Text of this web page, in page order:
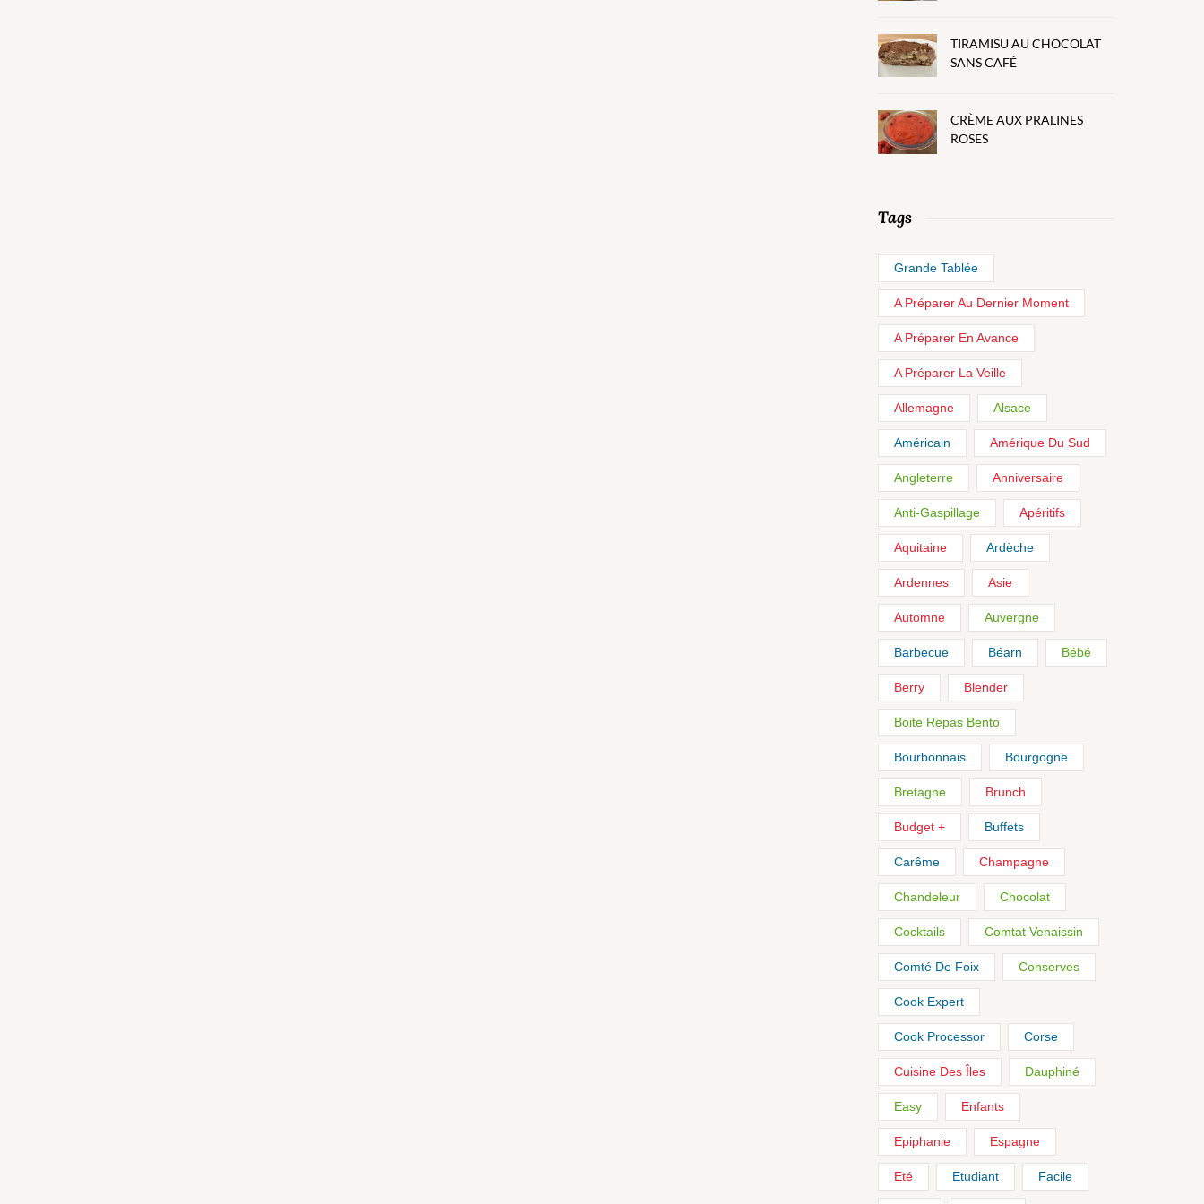
TIRAMISU AU CHOCOLAT
SANS CAFÉ
CRÈME AUX PRALINES
ROSES
Tags
Grande Tablée
A Préparer Au Dernier Moment
A Préparer En Avance
A Préparer La Veille
Allemagne Alsace
Américain Amérique Du Sud
Angleterre Anniversaire
Anti-Gaspillage Apéritifs
Aquitaine Ardèche
Ardennes Asie
Automne Auvergne
Barbecue Béarn Bébé
Berry Blender
Boite Repas Bento
Bourbonnais Bourgogne
Bretagne Brunch
Budget + Buffets
Carême Champagne
Chandeleur Chocolat
Cocktails Comtat Venaissin
Comté De Foix Conserves
Cook Expert
Cook Processor Corse
Cuisine Des Îles Dauphiné
Easy Enfants
Epiphanie Espagne
Eté Etudiant Facile